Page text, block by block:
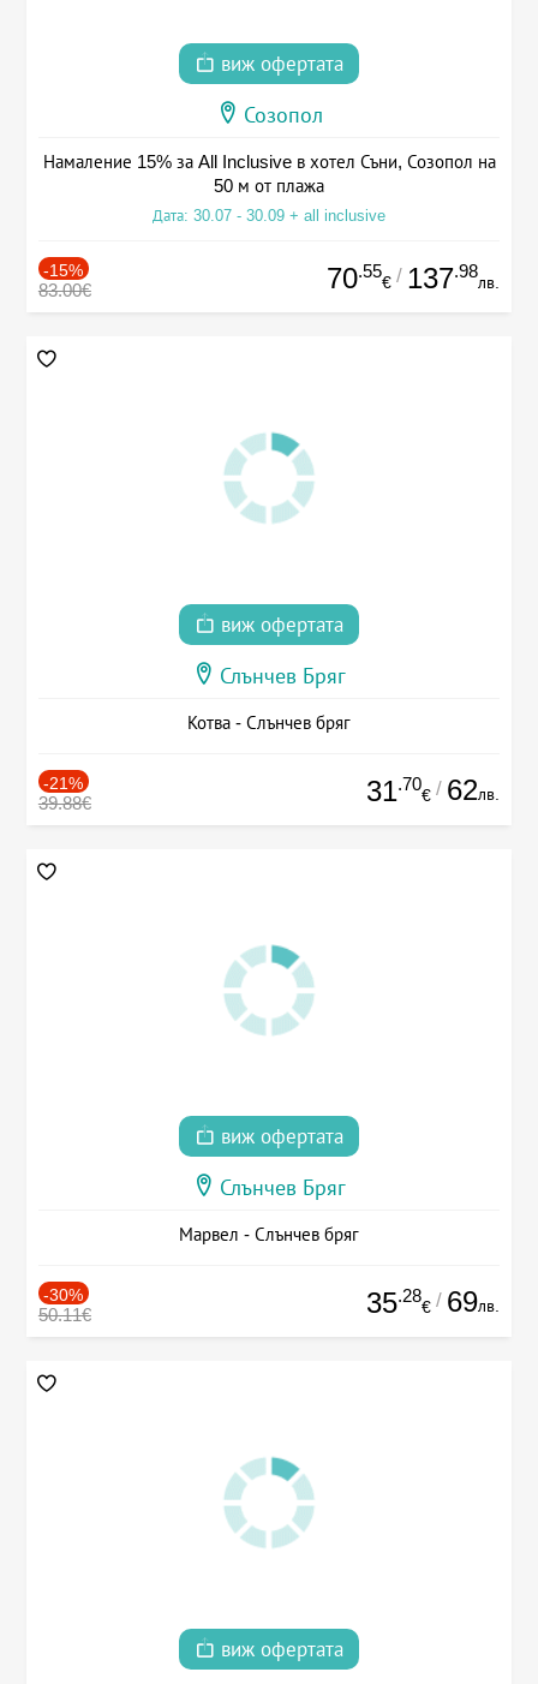
виж офертата
Созопол
Намаление 15% за All Inclusive в хотел Съни, Созопол на
50 м от плажа
Дата: 30.07 - 30.09 + all inclusive
-15%
83.00€ 70.55
€ / 137.98
лв.
виж офертата
Слънчев Бряг
Котва - Слънчев бряг
-21%
39.88€ 31.70
€ / 62лв.
виж офертата
Слънчев Бряг
Марвел - Слънчев бряг
-30%
50.11€ 35.28
€ / 69лв.
виж офертата